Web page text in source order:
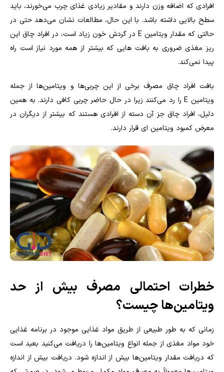
افرادی که اضافه وزن دارند و مقادیر زیادی غذای چرب می‌خورند، باید
سطح بالایی داشته باشد. با این حال، مطالعات نشان می‌دهد حتی در
حالتی که مقدار ویتامین E در گردش خون زیاد است، در افراد چاق این
ریز مغذی ضروری به بافت هایی که بیشتر از همه مورد نیاز است راه
پیدا نمی‌کند.
بافت افراد چاق مصرف برخی از این چربی‌ها و ویتامین‌ها از جمله
ویتامین E را رد می‌کنند زیرا در حال حاضر چربی کافی دارند. به همین
دلیل، افراد چاق جز آن دسته از افرادی هستند که بیشتر از دیگران در
معرض کمبود ویتامین ای قرار دارند.
خطرات احتمالی مصرف بیش از حد
ویتامین‌ها چیست؟
زمانی که به طور طبیعی از طریق مواد غذایی موجود در برنامه غذایی
خود مواد مغذی از جمله انواع ویتامین‌ها را دریافت می‌کنید بعید است
که دریافت مقدار ویتامین‌ها بیش از اندازه شود. دریافت بیش از اندازه